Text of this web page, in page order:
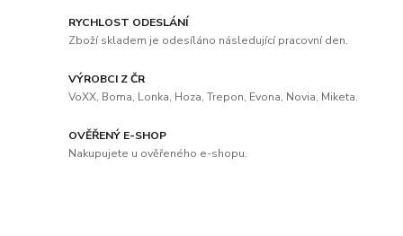
RYCHLOST ODESLÁNÍ
Zboží skladem je odesíláno následující pracovní den.
VÝROBCI Z ČR
VoXX, Boma, Lonka, Hoza, Trepon, Evona, Novia, Miketa.
OVĚŘENÝ E-SHOP
Nakupujete u ověřeného e-shopu.